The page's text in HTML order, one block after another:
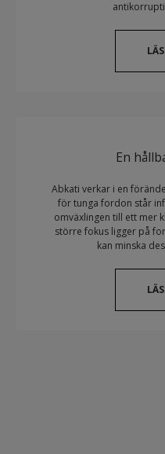
En
Abkati verkar i en
för tunga fordon står
omväxlingen till ett mer
större fokus ligger på
kan minska